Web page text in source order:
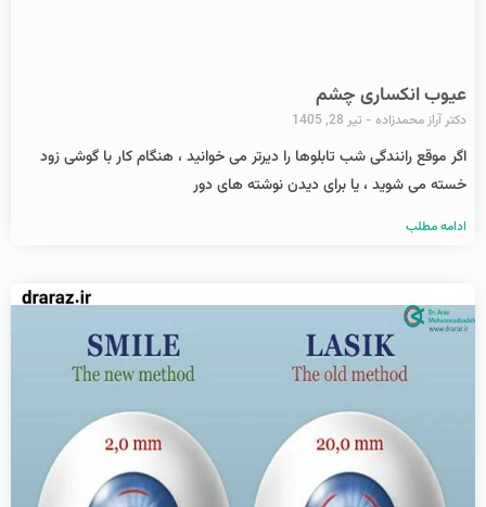
عیوب انکساری چشم
دکتر آراز محمدزاده تیر 28, 1405
اگر موقع رانندگی شب تابلوها را دیرتر می خوانید ، هنگام کار با گوشی زود
خسته می شوید ، یا برای دیدن نوشته های دور
ادامه مطلب